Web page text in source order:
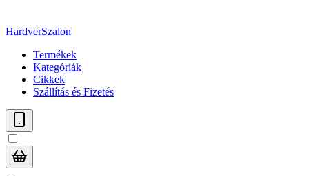
HardverSzalon
Termékek
Kategóriák
Cikkek
Szállítás és Fizetés